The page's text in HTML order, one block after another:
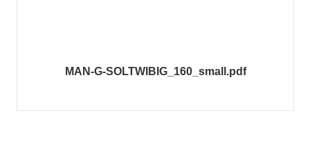
MAN-G-SOLTWIBIG_160_small.pdf